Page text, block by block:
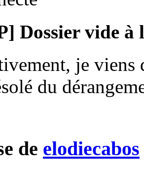
Dossier vide à
je
du
de elodiecabos